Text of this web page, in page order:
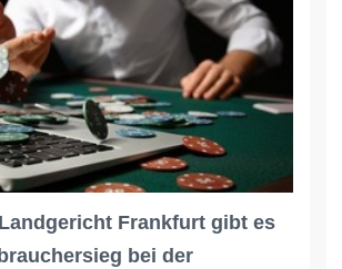
Frankfurt gibt es
bei der